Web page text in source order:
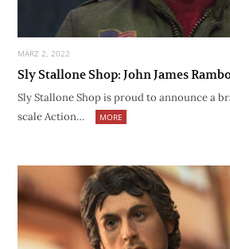
MÄRZ 2, 2022
Sly Stallone Shop: John James
Sly Stallone Shop is proud to announce a
scale Action…
MORE